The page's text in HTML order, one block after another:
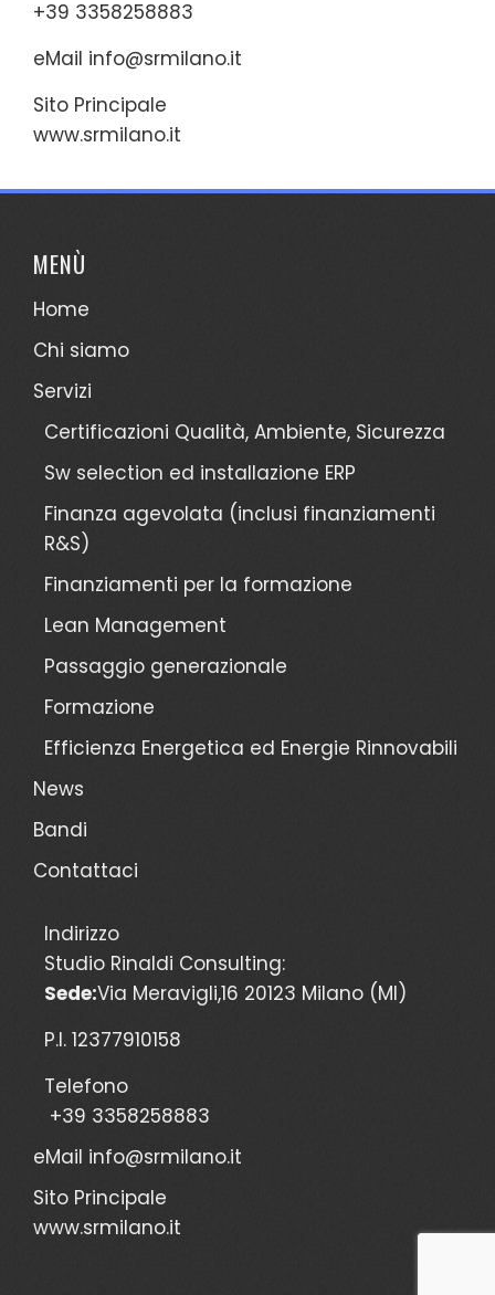
+39 3358258883
eMail info@srmilano.it
Sito Principale
www.srmilano.it
MENÙ
Home
Chi siamo
Servizi
Certificazioni Qualità, Ambiente, Sicurezza
Sw selection ed installazione ERP
Finanza agevolata (inclusi finanziamenti
R&S)
Finanziamenti per la formazione
Lean Management
Passaggio generazionale
Formazione
Efficienza Energetica ed Energie Rinnovabili
News
Bandi
Contattaci
Indirizzo
Studio Rinaldi Consulting:
Sede:Via Meravigli,16 20123 Milano (MI)
P.I. 12377910158
Telefono
+39 3358258883
eMail info@srmilano.it
Sito Principale
www.srmilano.it